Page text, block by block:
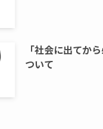
「社会に出てか
ついて